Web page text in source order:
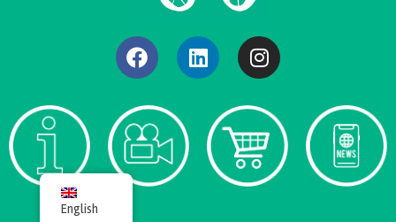
English